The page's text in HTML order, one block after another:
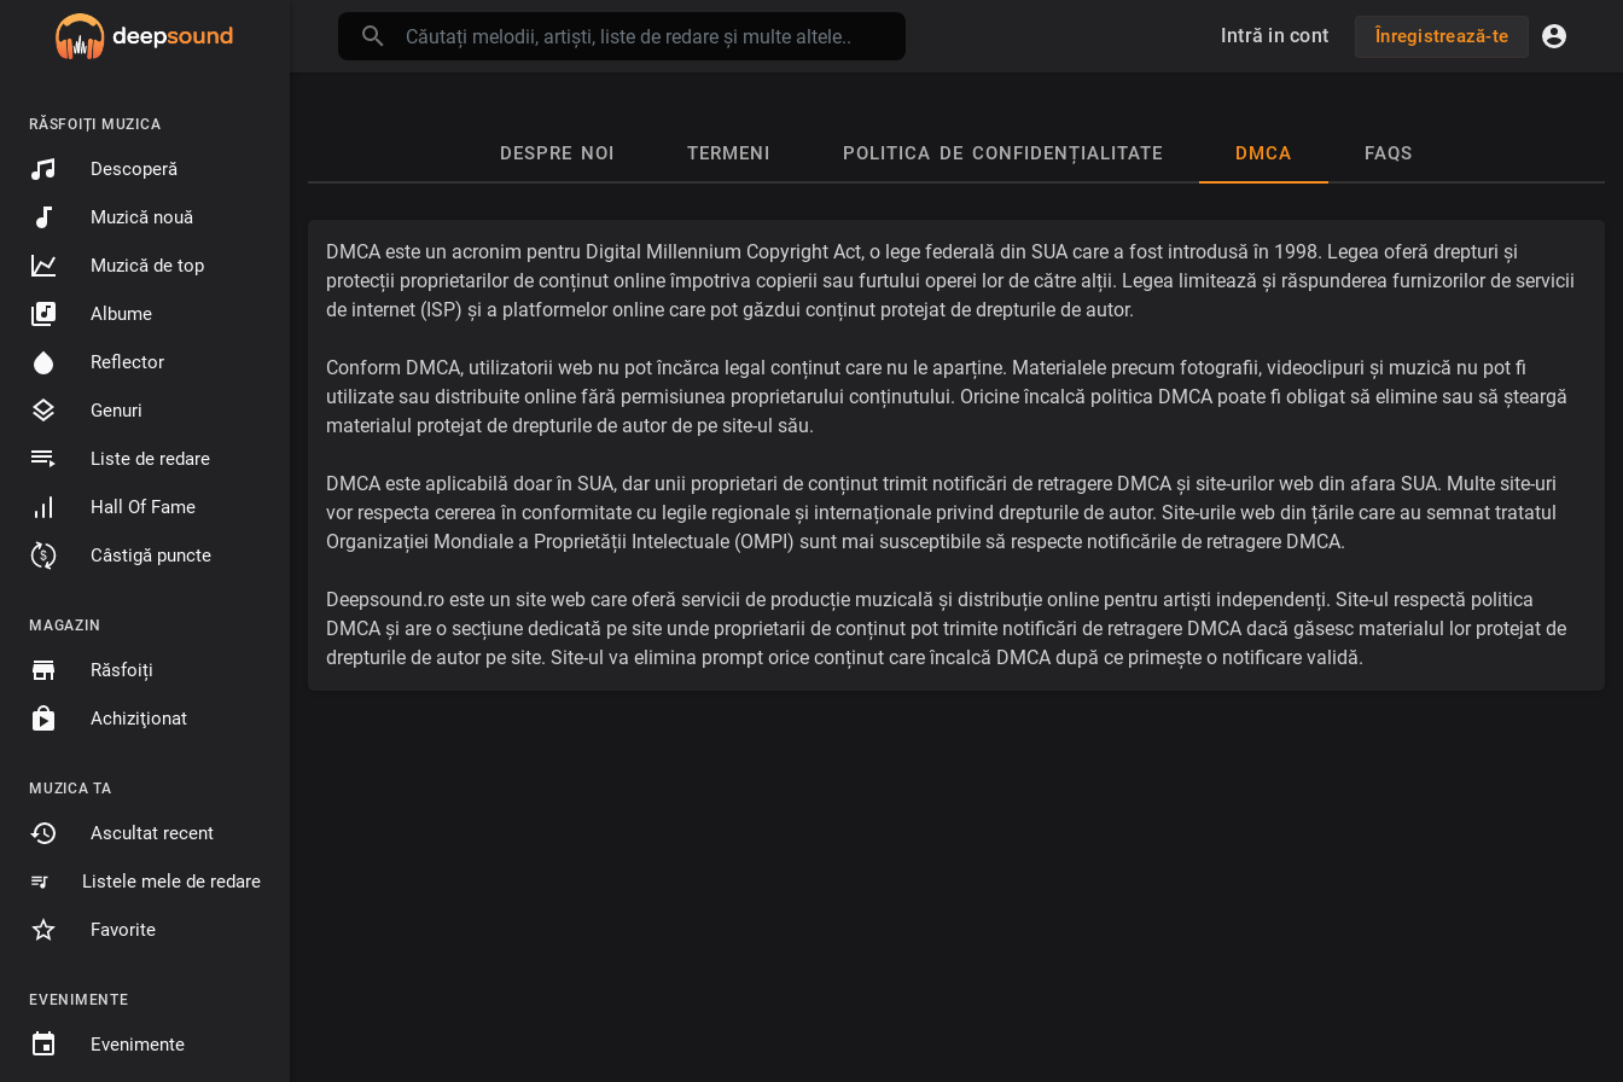
RĂSFOIȚI MUZICA
Descoperă
Muzică nouă
Muzică de top
Albume
Reflector
Genuri
Liste de redare
Hall Of Fame
Câstigă puncte
MAGAZIN
Răsfoiți
Achiziţionat
MUZICA TA
Ascultat recent
Listele mele de redare
Favorite
EVENIMENTE
Evenimente
Intră in cont Înregistrează-te
DESPRE NOI TERMENI POLITICA DE CONFIDENȚIALITATE DMCA FAQS
DMCA este un acronim pentru Digital Millennium Copyright Act, o lege federală din SUA care a fost introdusă în 1998. Legea oferă drepturi și
protecții proprietarilor de conținut online împotriva copierii sau furtului operei lor de către alții. Legea limitează și răspunderea furnizorilor de servicii
de internet (ISP) și a platformelor online care pot găzdui conținut protejat de drepturile de autor.
Conform DMCA, utilizatorii web nu pot încărca legal conținut care nu le aparține. Materialele precum fotografii, videoclipuri și muzică nu pot fi
utilizate sau distribuite online fără permisiunea proprietarului conținutului. Oricine încalcă politica DMCA poate fi obligat să elimine sau să șteargă
materialul protejat de drepturile de autor de pe site-ul său.
DMCA este aplicabilă doar în SUA, dar unii proprietari de conținut trimit notificări de retragere DMCA și site-urilor web din afara SUA. Multe site-uri
vor respecta cererea în conformitate cu legile regionale și internaționale privind drepturile de autor. Site-urile web din țările care au semnat tratatul
Organizației Mondiale a Proprietății Intelectuale (OMPI) sunt mai susceptibile să respecte notificările de retragere DMCA.
Deepsound.ro este un site web care oferă servicii de producție muzicală și distribuție online pentru artiști independenți. Site-ul respectă politica
DMCA și are o secțiune dedicată pe site unde proprietarii de conținut pot trimite notificări de retragere DMCA dacă găsesc materialul lor protejat de
drepturile de autor pe site. Site-ul va elimina prompt orice conținut care încalcă DMCA după ce primește o notificare validă.